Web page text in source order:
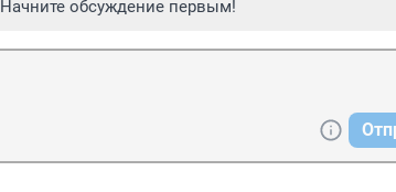
Начните обсуждение первым!